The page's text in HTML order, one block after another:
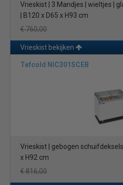
Vrieskist | 3 Mandjes | wieltjes |
| B120 x D65 x H93 cm
€ 760,00
Vrieskist bekijken
Tefcold NIC301SCEB
Vrieskist | gebogen
x H92 cm
€ 816,00